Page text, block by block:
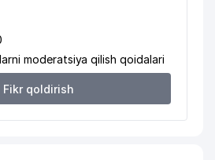
MChJ 417 м
SOBORI
MChJ 423 м
moderatsiya qilish qoidalari
Fikr qoldirish